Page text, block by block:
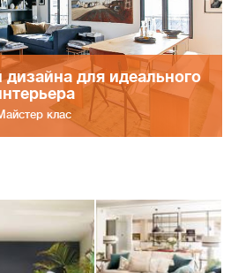
для идеального
клас